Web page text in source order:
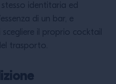
identitaria ed
di un bar, e
il proprio cocktail
trasporto.